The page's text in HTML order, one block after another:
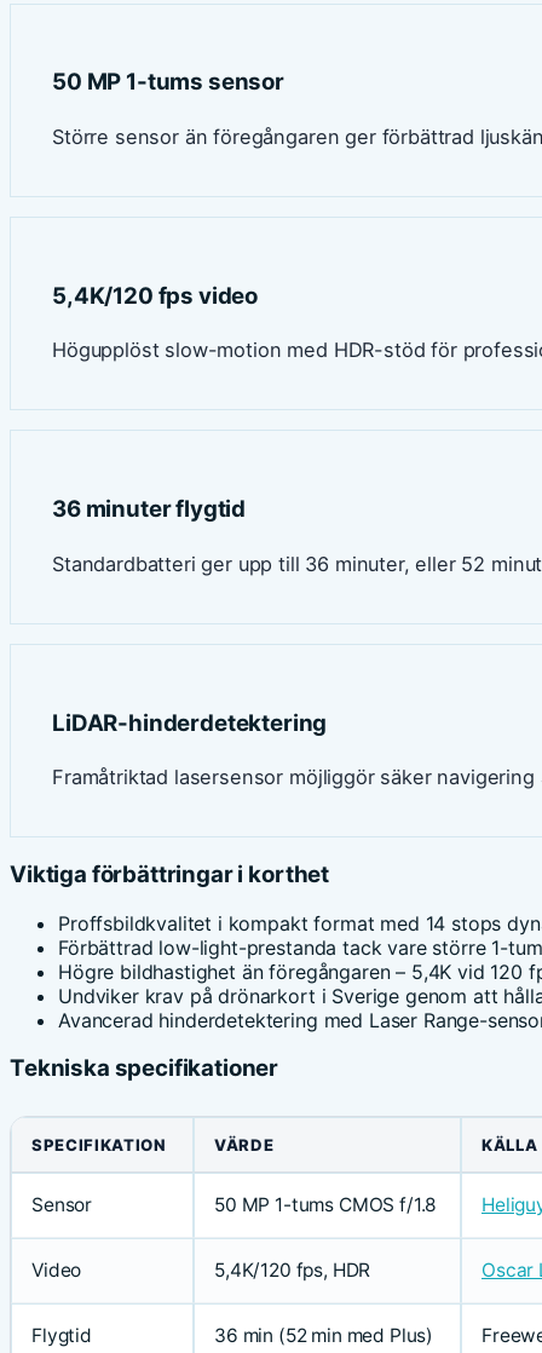
50 MP 1-tums sensor
Större sensor än föregångaren ger förbättrad
5,4K/120 fps video
Högupplöst slow-motion med HDR-stöd för
36 minuter flygtid
Standardbatteri ger upp till 36 minuter, eller 52
LiDAR-hinderdetektering
Framåtriktad lasersensor möjliggör säker navigering
Viktiga förbättringar i korthet
Proffsbildkvalitet i kompakt format med 14 stops
Förbättrad low-light-prestanda tack vare större 1-
Högre bildhastighet än föregångaren – 5,4K vid 120
Undviker krav på drönarkort i Sverige genom att
Avancerad hinderdetektering med Laser Range-
Tekniska specifikationer
SPECIFIKATION VÄRDE KÄLLA
Sensor 50 MP 1-tums CMOS f/1.8
Video 5,4K/120 fps, HDR Oscar
Flygtid 36 min (52 min med Plus)